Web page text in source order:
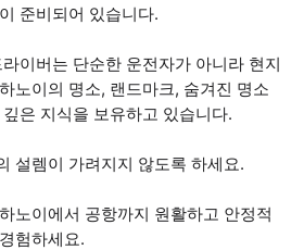
준비되어 있습니다.
이버는 단순한 운전자가 아니라 현지
노이의 명소, 랜드마크, 숨겨진 명소
은 지식을 보유하고 있습니다.
설렘이 가려지지 않도록 하세요.
노이에서 공항까지 원활하고 안정적
험하세요.